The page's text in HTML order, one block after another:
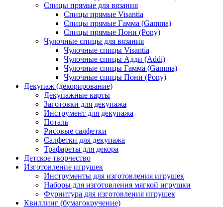
Спицы прямые для вязания
Спицы прямые Visantia
Спицы прямые Гамма (Gamma)
Спицы прямые Пони (Pony)
Чулочные спицы для вязания
Чулочные спицы Visantia
Чулочные спицы Адди (Addi)
Чулочные спицы Гамма (Gamma)
Чулочные спицы Пони (Pony)
Декупаж (декорирование)
Декупажные карты
Заготовки для декупажа
Инструмент для декупажа
Поталь
Рисовые салфетки
Салфетки для декупажа
Трафареты для декора
Детское творчество
Изготовление игрушек
Инструменты для изготовления игрушек
Наборы для изготовления мягкой игрушки
Фурнитура для изготовления игрушек
Квиллинг (бумагокручение)